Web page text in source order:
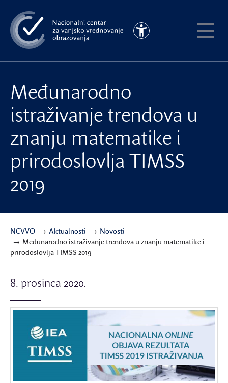
na
glavni
sadržaj
Pristupačnost
Međunarodno
istraživanje trendova u
znanju matematike i
prirodoslovlja TIMSS
2019
NCVVO Aktualnosti
Novosti
Međunarodno istraživanje trendova u znanju matematike i
prirodoslovlja TIMSS 2019
8. prosinca 2020.